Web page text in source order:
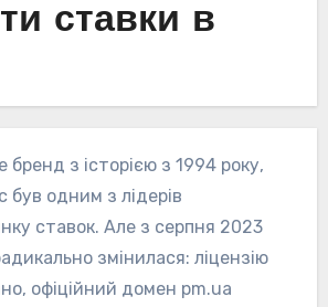
ставки в
бренд з історією з 1994 року,
був одним з лідерів
ставок. Але з серпня 2023
змінилася: ліцензію
офіційний домен pm.ua